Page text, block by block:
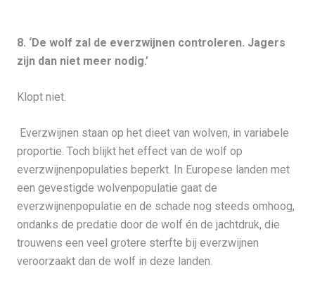
8. ‘De wolf zal de everzwijnen controleren. Jagers
zijn dan niet meer nodig.’
Klopt niet.
Everzwijnen staan op het dieet van wolven, in variabele
proportie. Toch blijkt het effect van de wolf op
everzwijnenpopulaties beperkt. In Europese landen met
een gevestigde wolvenpopulatie gaat de
everzwijnenpopulatie en de schade nog steeds omhoog,
ondanks de predatie door de wolf én de jachtdruk, die
trouwens een veel grotere sterfte bij everzwijnen
veroorzaakt dan de wolf in deze landen.